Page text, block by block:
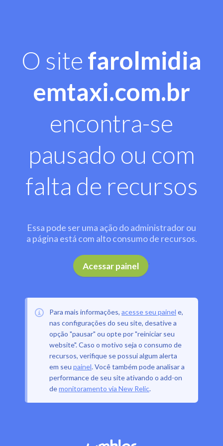
O site farolmidia
emtaxi.com.br
encontra-se
pausado ou com
falta de recursos
Essa pode ser uma ação do administrador ou
a página está com alto consumo de recursos.
Acessar painel .
Para mais informações, acesse seu painel e,
nas configurações do seu site, desative a
opção "pausar" ou opte por "reiniciar seu
website". Caso o motivo seja o consumo de
recursos, verifique se possui algum alerta
em seu painel. Você também pode analisar a
performance de seu site ativando o add-on
demonitoramento via New Relic.